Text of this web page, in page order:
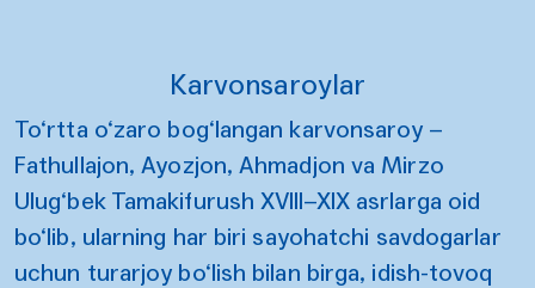
Karvonsaroylar
To‘rtta o‘zaro bog‘langan karvonsaroy –
Fathullajon, Ayozjon, Ahmadjon va Mirzo
Ulug‘bek Tamakifurush XVIII–XIX asrlarga oid
bo‘lib, ularning har biri sayohatchi savdogarlar
uchun turarjoy bo‘lish bilan birga, idish-tovoq